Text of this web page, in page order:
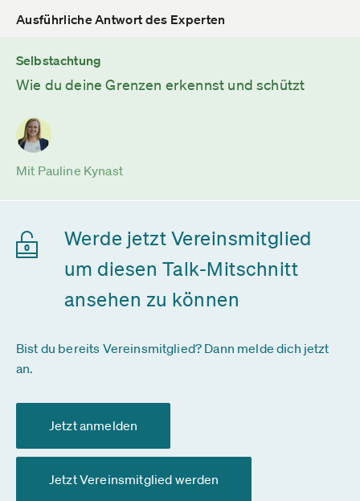
Ausführliche Antwort des Experten
Selbstachtung
Wie du deine Grenzen erkennst und schützt
Mit Pauline Kynast
Werde jetzt Vereinsmitglied
um diesen Talk-Mitschnitt
ansehen zu können
Bist du bereits Vereinsmitglied? Dann melde dich jetzt
an.
Jetzt anmelden
Jetzt Vereinsmitglied werden